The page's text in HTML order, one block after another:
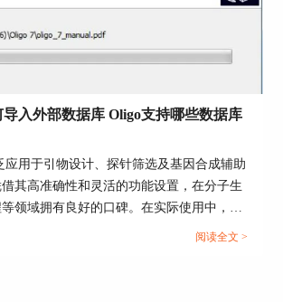
好引物，可以通过“Primer→Add
入引物序列
计模块中自动选择适合测序的
，确保你选中的测序引物已在序
入外部数据库 Oligo支持哪些数据库
应用于引物设计、探针筛选及基因合成辅助
其高准确性和灵活的功能设置，在分子生
领域拥有良好的口碑。在实际使用中，很
外部数据库中的序列、注释或物种信息导入
阅读全文 >